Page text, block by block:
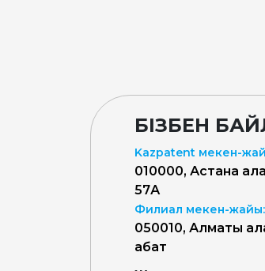
БІЗБЕН
Kazpatent мекен-
010000, Астана
57А
Филиал мекен-жайы:
050010, Алматы
қабат